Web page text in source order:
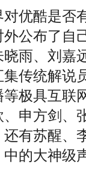
酷是否
公布了自
雨、刘嘉
传统解说
极具互联
申方剑、
有苏醒、
的大神级